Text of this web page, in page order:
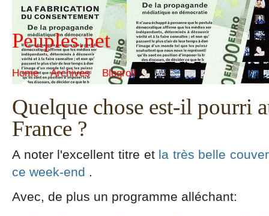
Peuples.net
Home Archives Blogroll
Quelque chose est-il pourri
France ?
A noter l'excellent titre et la très belle
ce week-end .
Avec, de plus un programme alléchant: